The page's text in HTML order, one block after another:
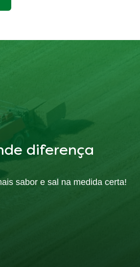
diferença
sabor e sal na medida certa!